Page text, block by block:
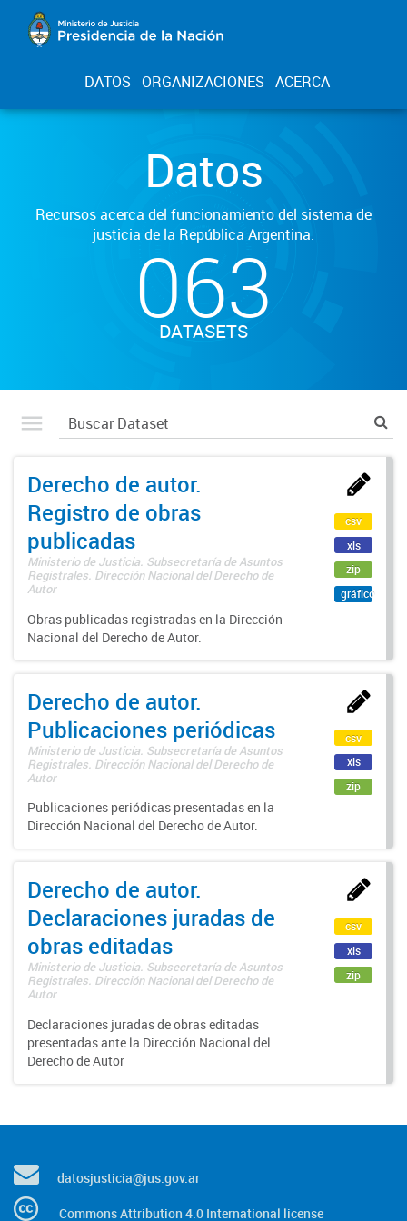
DATOS ORGANIZACIONES ACERCA
Datos
Recursos acerca del funcionamiento del sistema de
justicia de la República Argentina.
063
DATASETS
Derecho de autor.
Registro de obras
publicadas
Ministerio de Justicia. Subsecretaría de Asuntos
Registrales. Dirección Nacional del Derecho de
Autor
Obras publicadas registradas en la Dirección
Nacional del Derecho de Autor.
csv
xls
zip
gráfico
Derecho de autor.
Publicaciones periódicas
Ministerio de Justicia. Subsecretaría de Asuntos
Registrales. Dirección Nacional del Derecho de
Autor
Publicaciones periódicas presentadas en la
Dirección Nacional del Derecho de Autor.
csv
xls
zip
Derecho de autor.
Declaraciones juradas de
obras editadas
Ministerio de Justicia. Subsecretaría de Asuntos
Registrales. Dirección Nacional del Derecho de
Autor
Declaraciones juradas de obras editadas
presentadas ante la Dirección Nacional del
Derecho de Autor
csv
xls
zip
datosjusticia@jus.gov.ar
Commons Attribution 4.0 International license